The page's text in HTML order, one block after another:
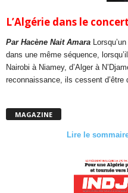
L’Algérie dans le
Par Hacène Nait Amara
dans une même séquence,
Nairobi à Niamey, d’Alger à
reconnaissance, ils cessent
MAGAZINE
Lire le